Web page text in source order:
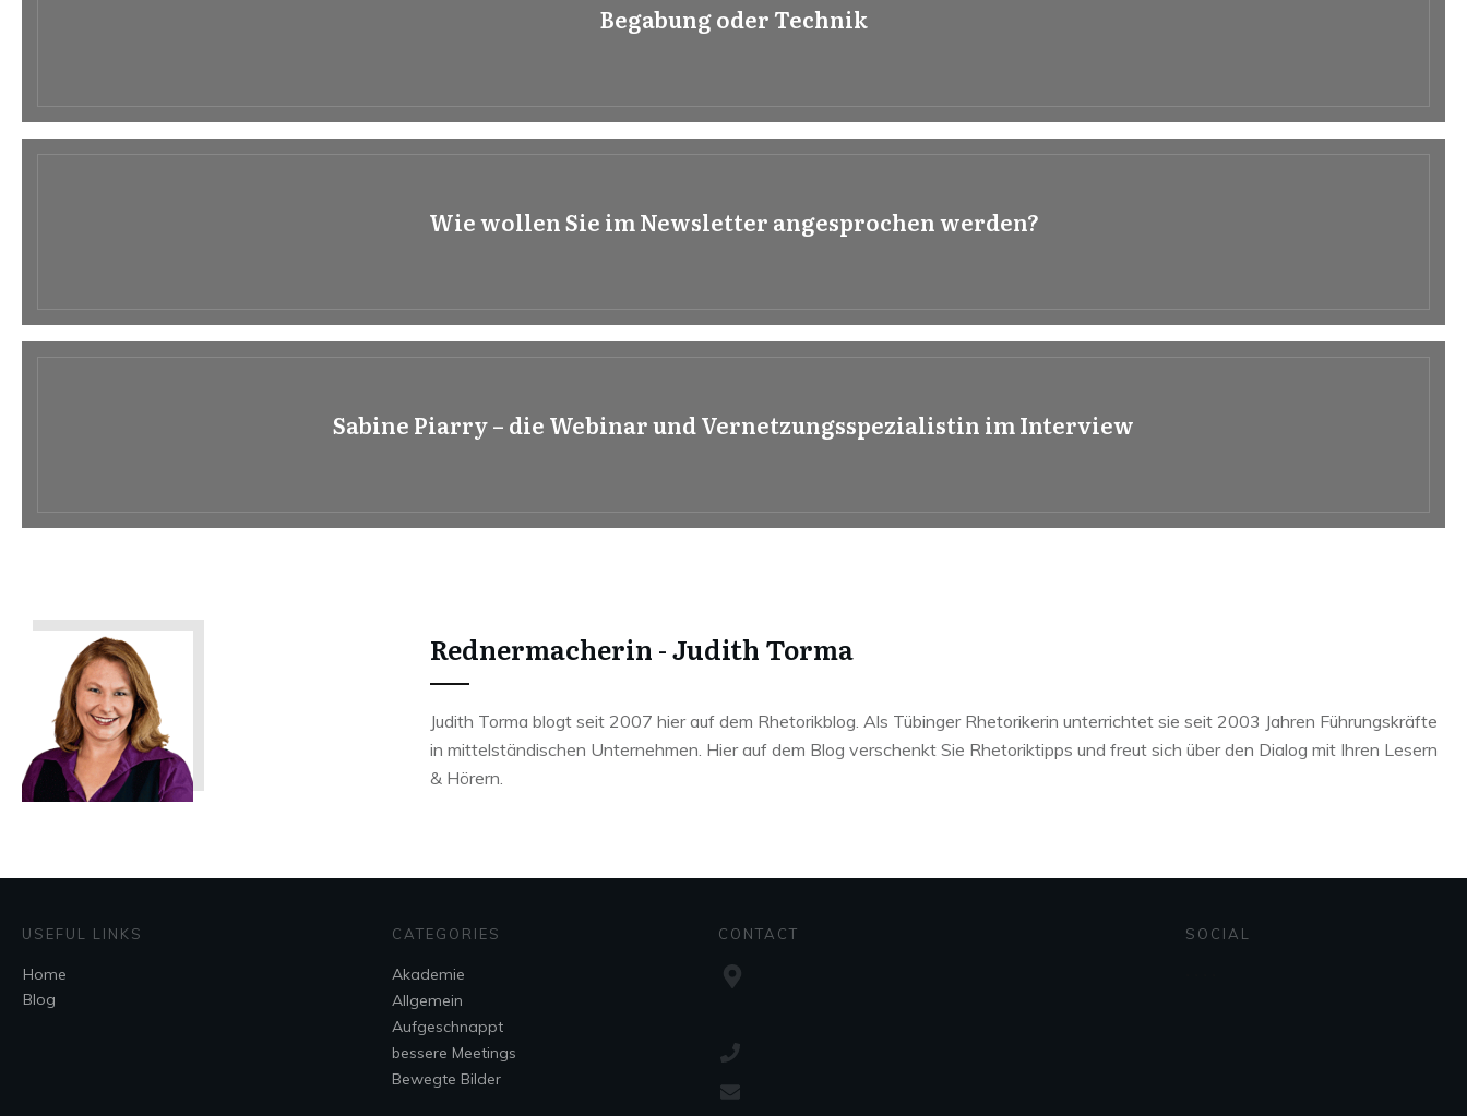
Begabung oder Technik
Wie wollen Sie im Newsletter angesprochen werden?
Sabine Piarry – die Webinar und Vernetzungsspezialistin im Interview
Rednermacherin - Judith Torma
Judith Torma blogt seit 2007 hier auf dem Rhetorikblog. Als Tübinger Rhetorikerin unterrichtet sie seit 2003 Jahren Führungskräfte
in mittelständischen Unternehmen. Hier auf dem Blog verschenkt Sie Rhetoriktipps und freut sich über den Dialog mit Ihren Lesern
& Hörern.
USEFUL LINKS
Home
Blog
CATEGORIES
Akademie
Allgemein
Aufgeschnappt
bessere Meetings
Bewegte Bilder
CONTACT SOCIAL